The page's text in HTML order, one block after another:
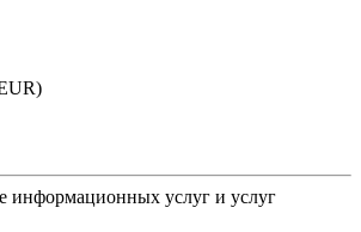
информационных услуг и услуг